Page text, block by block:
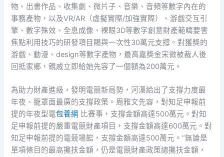
物、出書作品、收集劇、微片子、音樂、音頻等數字內在的
事務產物，以及VR/AR（虛擬實際/加強實際）、游戲交互引
擎、數字殊效、全息成像、裸眼3D等數字創意財產範疇要害
焦點利用技巧的研發項目賜與一次性30萬元支撐。對獲獎的
游戲、動漫、design等數字產物，最高嘉獎金宋微被裁人後
回抵家鄉，親戚立即給她先容了一個額為200萬元。
為助力財產進級，發明電競新局勢，河漢給出了支撐力度最
年夜、籠罩面最廣的支撐政策。周雅文先容，對知足申報前
提的年夜型電包養網 比賽事，支撐金額高達500萬元。對知
足申報前提的嚴重電競財產項目，支撐金額高達600萬元。對
知足申報前提的電競場館，支撐金額高達500萬元。“無論是
單項條目的最高攙扶金額，仍是電競財產政策總攙扶金額，